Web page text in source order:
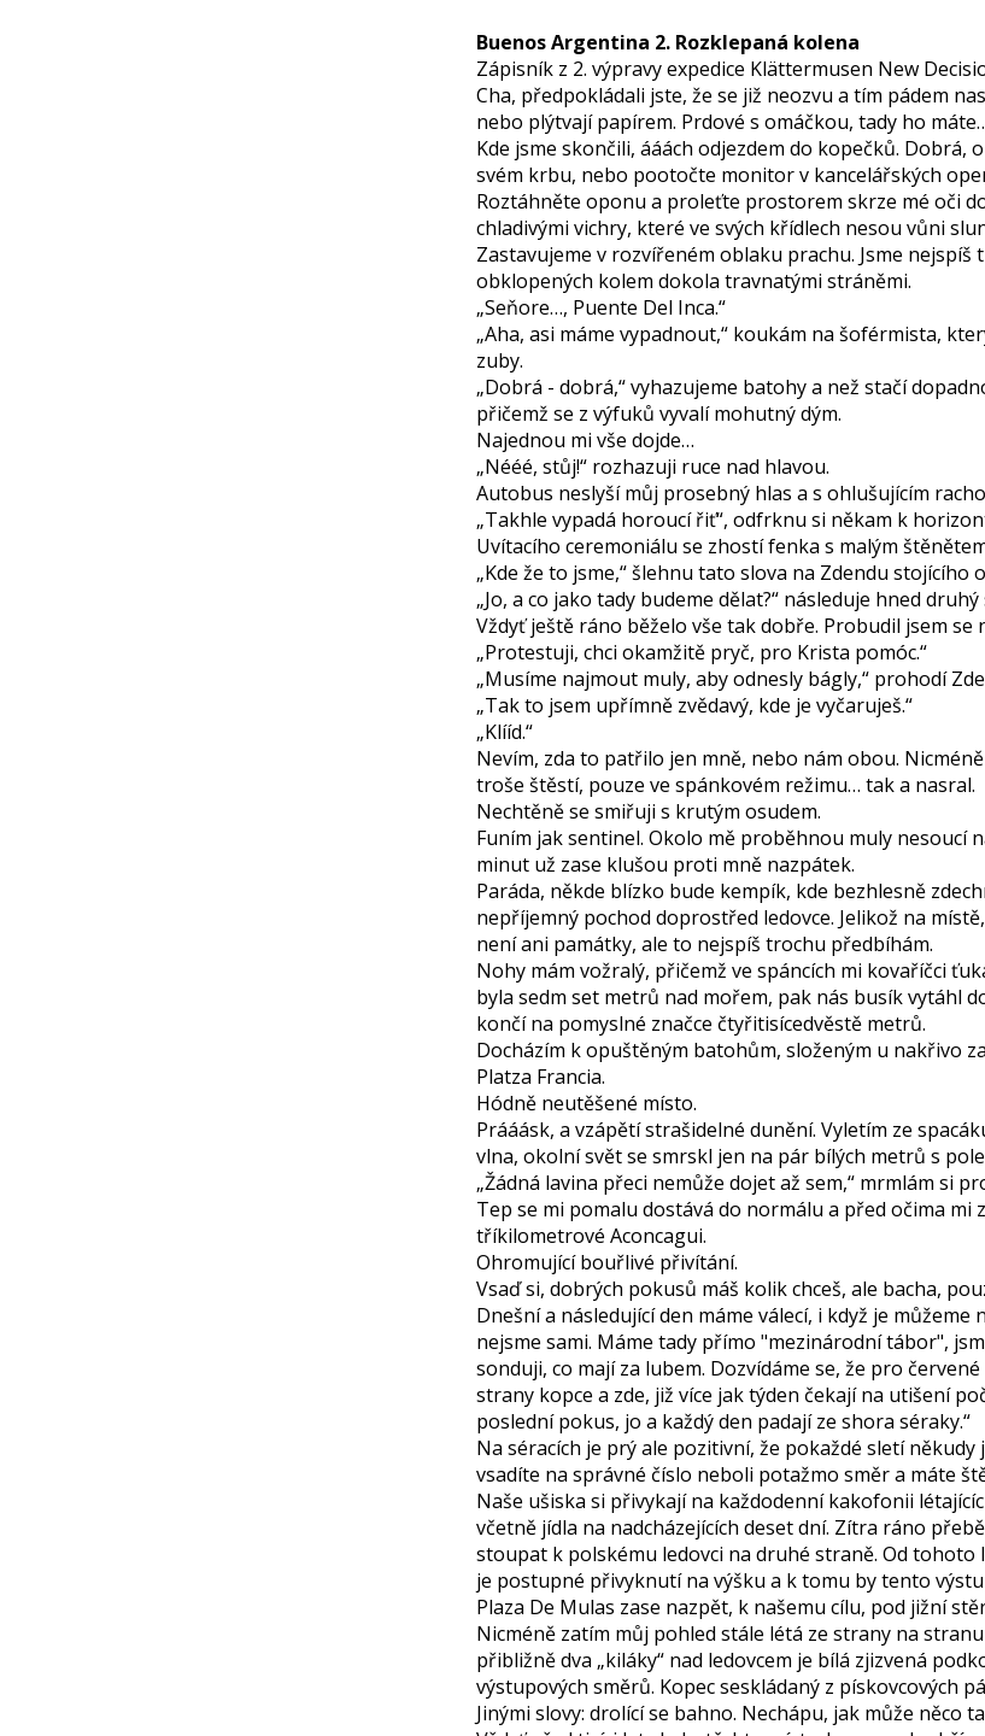
Buenos Argentina 2. Rozklepaná kolena
Zápisník z 2. výpravy expedice Klättermusen New
Cha, předpokládali jste, že se již neozvu a tím pádem
nebo plýtvají papírem. Prdové s omáčkou, tady ho
Kde jsme skončili, ááách odjezdem do kopečků.
svém krbu, nebo pootočte monitor v kancelářských
Roztáhněte oponu a proleťte prostorem skrze mé oči
chladivými vichry, které ve svých křídlech nesou vůni
Zastavujeme v rozvířeném oblaku prachu. Jsme
obklopených kolem dokola travnatými stráněmi.
„Seňore…, Puente Del Inca.“
„Aha, asi máme vypadnout,“ koukám na šoférmista,
zuby.
„Dobrá - dobrá,“ vyhazujeme batohy a než stačí
přičemž se z výfuků vyvalí mohutný dým.
Najednou mi vše dojde…
„Nééé, stůj!“ rozhazuji ruce nad hlavou.
Autobus neslyší můj prosebný hlas a s ohlušujícím
„Takhle vypadá horoucí řiť“, odfrknu si někam k
Uvítacího ceremoniálu se zhostí fenka s malým
„Kde že to jsme,“ šlehnu tato slova na Zdendu stojícího
„Jo, a co jako tady budeme dělat?“ následuje hned druhý
Vždyť ještě ráno běželo vše tak dobře. Probudil jsem
„Protestuji, chci okamžitě pryč, pro Krista pomóc.“
„Musíme najmout muly, aby odnesly bágly,“ prohodí
„Tak to jsem upřímně zvědavý, kde je vyčaruješ.“
„Klííd.“
Nevím, zda to patřilo jen mně, nebo nám obou.
troše štěstí, pouze ve spánkovém režimu… tak a nasral.
Nechtěně se smiřuji s krutým osudem.
Funím jak sentinel. Okolo mě proběhnou muly nesoucí
minut už zase klušou proti mně nazpátek.
Paráda, někde blízko bude kempík, kde bezhlesně
nepříjemný pochod doprostřed ledovce. Jelikož na
není ani památky, ale to nejspíš trochu předbíhám.
Nohy mám vožralý, přičemž ve spáncích mi kovaříčci
byla sedm set metrů nad mořem, pak nás busík vytáhl
končí na pomyslné značce čtyřitisícedvěstě metrů.
Docházím k opuštěným batohům, složeným u nakřivo
Platza Francia.
Hódně neutěšené místo.
Prááásk, a vzápětí strašidelné dunění. Vyletím ze
vlna, okolní svět se smrskl jen na pár bílých metrů s
„Žádná lavina přeci nemůže dojet až sem,“ mrmlám si
Tep se mi pomalu dostává do normálu a před očima
tříkilometrové Aconcagui.
Ohromující bouřlivé přivítání.
Vsaď si, dobrých pokusů máš kolik chceš, ale bacha,
Dnešní a následující den máme válecí, i když je
nejsme sami. Máme tady přímo "mezinárodní tábor",
sonduji, co mají za lubem. Dozvídáme se, že pro
strany kopce a zde, již více jak týden čekají na utišení
poslední pokus, jo a každý den padají ze shora séraky.“
Na séracích je prý ale pozitivní, že pokaždé sletí
vsadíte na správné číslo neboli potažmo směr a máte
Naše ušiska si přivykají na každodenní kakofonii
včetně jídla na nadcházejících deset dní. Zítra ráno
stoupat k polskému ledovci na druhé straně. Od tohoto
je postupné přivyknutí na výšku a k tomu by tento
Plaza De Mulas zase nazpět, k našemu cílu, pod jižní
Nicméně zatím můj pohled stále létá ze strany na
přibližně dva „kiláky“ nad ledovcem je bílá zjizvená
výstupových směrů. Kopec seskládaný z pískovcových
Jinými slovy: drolící se bahno. Nechápu, jak může něco